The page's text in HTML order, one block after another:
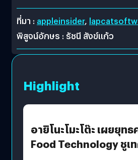
ที่มา : appleinsider,
พิสูจน์อักษร : รัชนี สังข์แก้ว
Highlight
อายิโนะโมะโต๊ะ เผยยุท
Food Technology ชูเ